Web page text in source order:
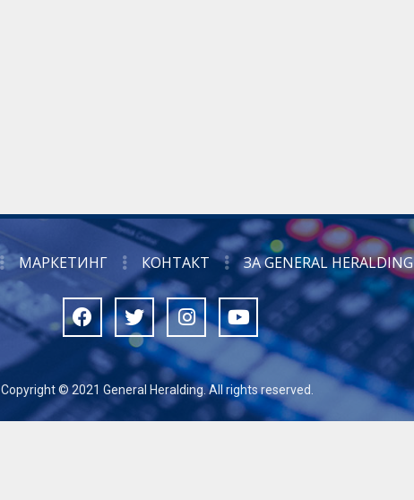
МАРКЕТИНГ КОНТАКТ ЗА GENERAL HERALDING
Copyright © 2021 General Heralding. All rights reserved.